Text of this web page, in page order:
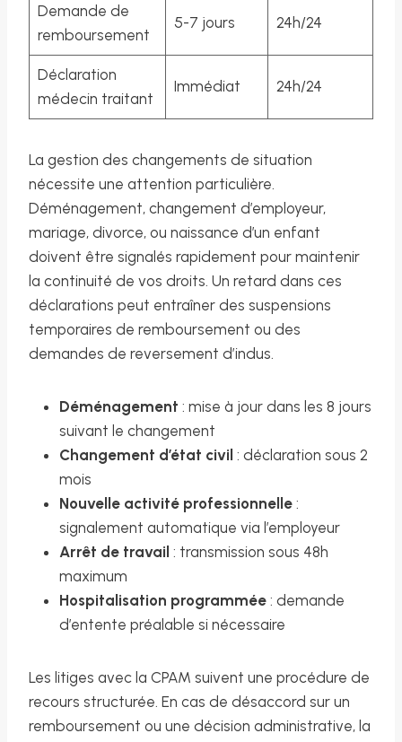
Demande de
remboursement
5-7 jours 24h/24
Déclaration
médecin traitant
Immédiat 24h/24
La gestion des changements de situation
nécessite une attention particulière.
Déménagement, changement d’employeur,
mariage, divorce, ou naissance d’un enfant
doivent être signalés rapidement pour maintenir
la continuité de vos droits. Un retard dans ces
déclarations peut entraîner des suspensions
temporaires de remboursement ou des
demandes de reversement d’indus.
Déménagement : mise à jour dans les 8 jours
suivant le changement
Changement d’état civil : déclaration sous 2
mois
Nouvelle activité professionnelle :
signalement automatique via l’employeur
Arrêt de travail : transmission sous 48h
maximum
Hospitalisation programmée : demande
d’entente préalable si nécessaire
Les litiges avec la CPAM suivent une procédure de
recours structurée. En cas de désaccord sur un
remboursement ou une décision administrative, la